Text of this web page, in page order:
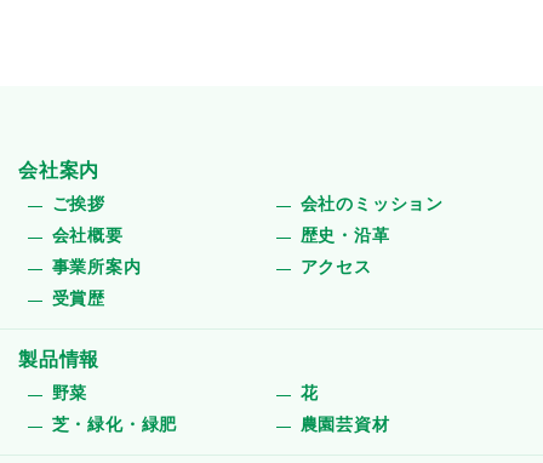
会社案内
ご挨拶
会社のミッション
会社概要
歴史・沿革
事業所案内
アクセス
受賞歴
製品情報
野菜
花
芝・緑化・緑肥
農園芸資材